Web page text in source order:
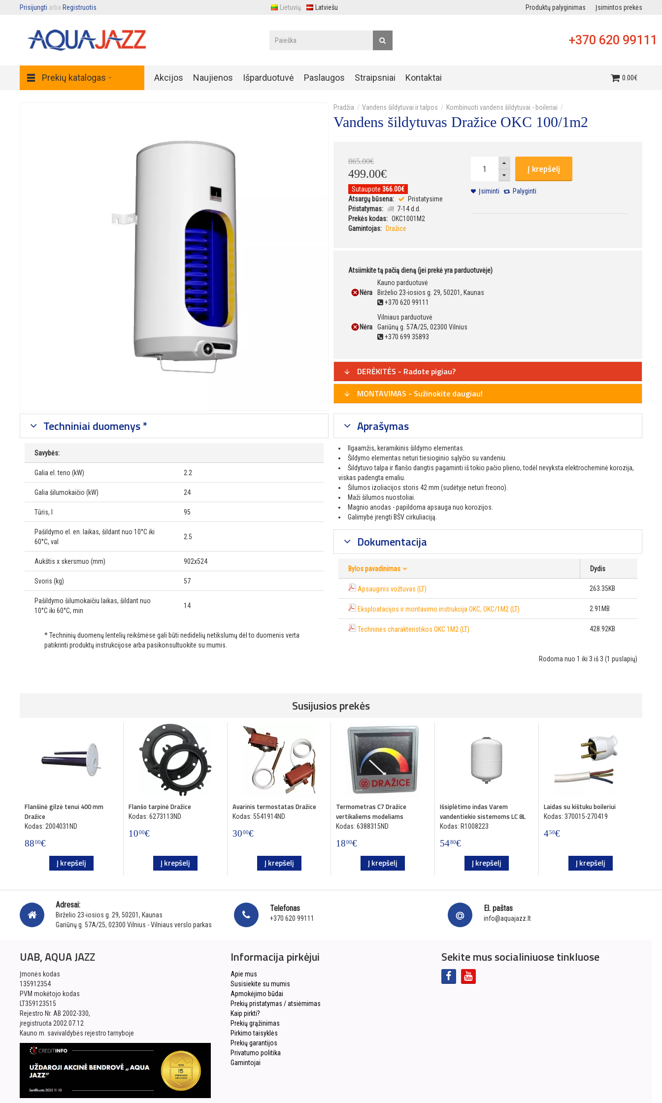
Prisijungti arba Registruotis Lietuvių Latviešu Produktų palyginimas Įsimintos prekės
+370 620 99111
Prekių katalogas Akcijos Naujienos Išparduotuvė Paslaugos Straipsniai Kontaktai 0.00€
Vandens šildytuvai ir talpos Kombinuoti vandens šildytuvai - boileriai
Vandens šildytuvas Dražice OKC 100/1m2
865.00€
499.00€
Sutaupote 366.00€
Atsargų būsena:
Pristatysime
Pristatymas:
7-14 d.d.
Prekės kodas: OKC1001M2
Gamintojas:
Dražice
Į krepšelį
Įsiminti Palyginti
Atsiimkite tą pačią dieną (jei prekė yra parduotuvėje)
Nėra
Kauno parduotuvė
Birželio 23-iosios g. 29, 50201, Kaunas
+370 620 99111
Nėra
Vilniaus parduotuvė
Gariūnų g. 57A/25, 02300 Vilnius
+370 699 35893
DERĖKITĖS - Radote pigiau?
MONTAVIMAS - Sužinokite daugiau!
Techniniai duomenys *
Savybės:
Galia el. teno (kW) 2.2
Galia šilumokaičio (kW) 24
Tūris, l 95
Pašildymo el. en. laikas, šildant nuo 10°C iki
60°C, val
2.5
Aukštis x skersmuo (mm) 902x524
Svoris (kg) 57
Pašildymo šilumokaičiu laikas, šildant nuo
10°C iki 60°C, min
14
* Techninių duomenų lentelių reikšmėse gali būti nedidelių netikslumų dėl to duomenis verta
patikrinti produktų instrukcijose arba pasikonsultuokite su mumis.
Aprašymas
Ilgaamžis, keramikinis šildymo elementas.
Šildymo elementas neturi tiesioginio sąlyčio su vandeniu.
Šildytuvo talpa ir flanšo dangtis pagaminti iš tokio pačio plieno, todėl nevyksta elektrocheminė korozija,
viskas padengta emaliu.
Šilumos izoliacijos storis 42 mm (sudėtyje neturi freono).
Maži šilumos nuostoliai.
Magnio anodas - papildoma apsauga nuo korozijos.
Galimybė įrengti BŠV cirkuliaciją.
Dokumentacija
Bylos pavadinimas Dydis
Apsauginis vožtuvas (LT) 263.35KB
Eksploatacijos ir montavimo instrukcija OKC, OKC/1M2 (LT) 2.91MB
Techninės charakteristikos OKC 1M2 (LT) 428.92KB
Rodoma nuo 1 iki 3 iš 3 (1 puslapių)
Susijusios prekės
Flanšinė gilzė tenui 400 mm
Dražice
Kodas: 2004031ND
8800€
Į krepšelį
Flanšo tarpinė Dražice
Kodas: 6273113ND
1000€
Į krepšelį
Avarinis termostatas Dražice
Kodas: 5541914ND
3000€
Į krepšelį
Termometras C7 Dražice
vertikaliems modeliams
Kodas: 6388315ND
18 00€
Į krepšelį
Išsiplėtimo indas Varem
vandentiekio sistemoms LC 8L
Kodas: R1008223
5480€
Į krepšelį
Laidas su kištuku boileriui
Kodas: 370015-270419
450€
Į krepšelį
Adresai:
Birželio 23-iosios g. 29, 50201, Kaunas
Gariūnų g. 57A/25, 02300 Vilnius - Vilniaus verslo parkas
Telefonas
+370 620 99111
El. paštas
info@aquajazz.lt
UAB, AQUA JAZZ
Įmonės kodas
135912354
PVM mokėtojo kodas
LT359123515
Rejestro Nr. AB 2002-330,
įregistruota 2002.07.12
Kauno m. savivaldybės rejestro tarnyboje
Informacija pirkėjui
Apie mus
Susisiekite su mumis
Apmokėjimo būdai
Prekių pristatymas / atsiėmimas
Kaip pirkti?
Prekių grąžinimas
Pirkimo taisyklės
Prekių garantijos
Privatumo politika
Gamintojai
Sekite mus socialiniuose tinkluose